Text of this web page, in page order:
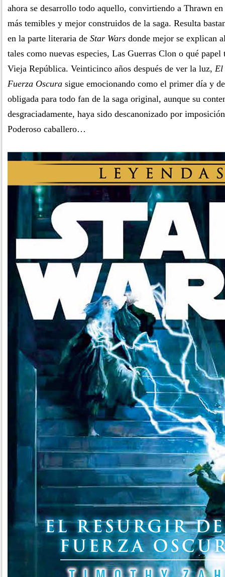
ahora se desarrollo todo aquello, convirtiendo a Thrawn
más temibles y mejor construidos de la saga. Resulta
en la parte literaria de Star Wars donde mejor se explican
tales como nuevas especies, Las Guerras Clon o qué
Vieja República. Veinticinco años después de ver la luz, El
Fuerza Oscura sigue emocionando como el primer día y
obligada para todo fan de la saga original, aunque su
desgraciadamente, haya sido descanonizado por
Poderoso caballero…